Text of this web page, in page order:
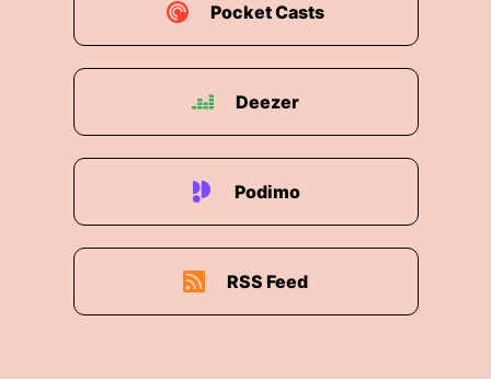
Pocket Casts
Deezer
Podimo
RSS Feed